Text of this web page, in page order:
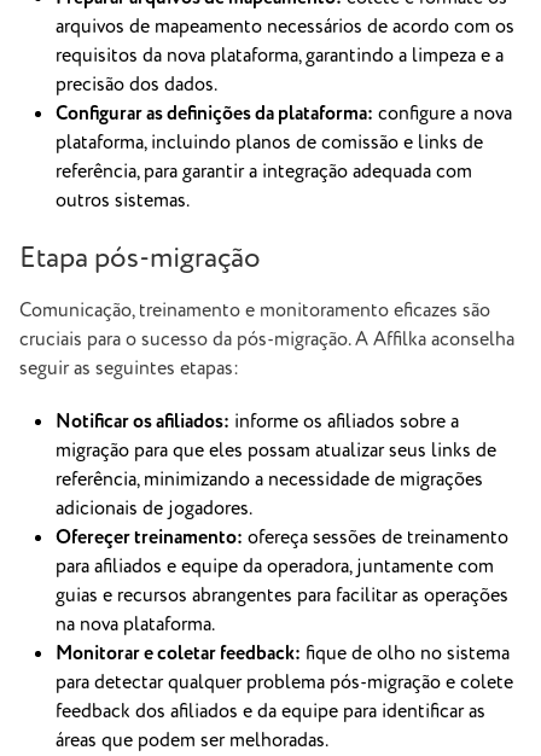
arquivos de mapeamento necessários de acordo com os
requisitos da nova plataforma, garantindo a limpeza e a
precisão dos dados.
Configurar as definições da plataforma: configure a nova
plataforma, incluindo planos de comissão e links de
referência, para garantir a integração adequada com
outros sistemas.
Etapa pós-migração
Comunicação, treinamento e monitoramento eficazes são
cruciais para o sucesso da pós-migração. A Affilka aconselha
seguir as seguintes etapas:
Notificar os afiliados: informe os afiliados sobre a
migração para que eles possam atualizar seus links de
referência, minimizando a necessidade de migrações
adicionais de jogadores.
Ofereçer treinamento: ofereça sessões de treinamento
para afiliados e equipe da operadora, juntamente com
guias e recursos abrangentes para facilitar as operações
na nova plataforma.
Monitorar e coletar feedback: fique de olho no sistema
para detectar qualquer problema pós-migração e colete
feedback dos afiliados e da equipe para identificar as
áreas que podem ser melhoradas.